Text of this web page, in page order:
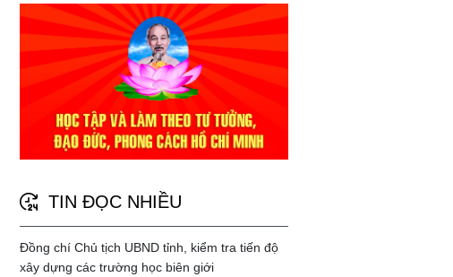
TIN ĐỌC NHIỀU
Đồng chí Chủ tịch UBND tỉnh, kiểm tra tiến độ
xây dựng các trường học biên giới